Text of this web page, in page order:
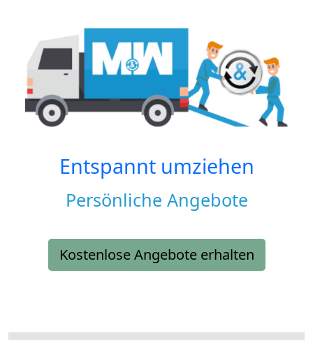
Entspannt umziehen
Persönliche Angebote
Kostenlose Angebote erhalten